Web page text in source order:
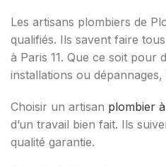
Les artisans plombiers de
qualifiés. Ils savent faire
à Paris 11. Que ce soit pour
installations ou
Choisir un artisan plombier
d’un travail bien fait. Ils
qualité garantie.